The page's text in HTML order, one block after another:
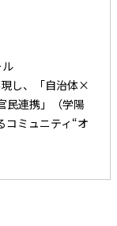
し、「自治体×
民連携」（学陽
コミュニティ“オ